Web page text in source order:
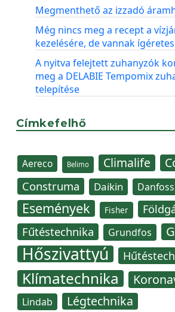
Megmenthető az izzadó
Még nincs meg a recept a
kezelésére, de vannak
A nyitva felejtett zuhanyzók
meg a DELABIE Tempomix
telepítése
Címkefelhő
Aereco Belimo Climalife
Construma Daikin Danfoss
Események Fisher
Fűtéstechnika Grundfos
Hőszivattyú
Klímatechnika
Lindab Légtechnika